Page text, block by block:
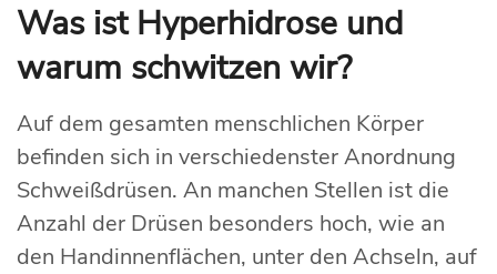
Was ist Hyperhidrose und
warum schwitzen wir?
Auf dem gesamten menschlichen Körper
befinden sich in verschiedenster Anordnung
Schweißdrüsen. An manchen Stellen ist die
Anzahl der Drüsen besonders hoch, wie an
den Handinnenflächen, unter den Achseln, auf